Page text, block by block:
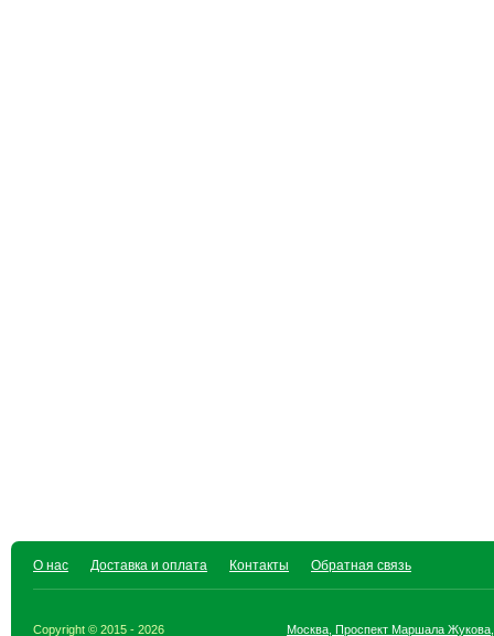
О нас Доставка и оплата Контакты Обратная связь
Copyright © 2015 - 2026 Москва, Проспект Маршала